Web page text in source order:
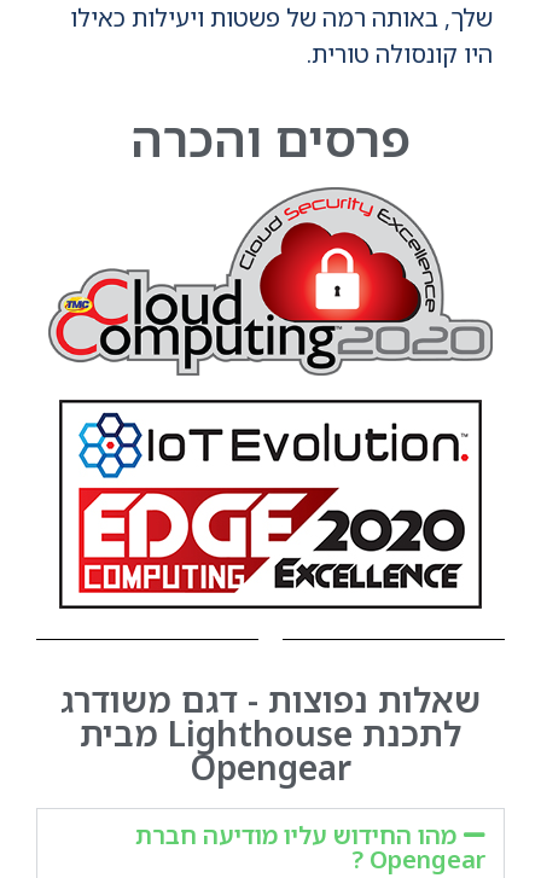
שלך, באותה רמה של פשטות ויעילות כאילו
היו קונסולה טורית.
פרסים והכרה
שאלות נפוצות - דגם משודרג
לתכנת Lighthouse מבית
Opengear
מהו החידוש עליו מודיעה חברת
Opengear ?